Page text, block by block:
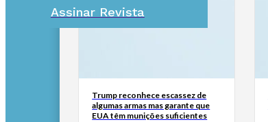
Assinar Revista
Trump reconhece escassez de
algumas armas mas garante que
EUA têm munições suficientes